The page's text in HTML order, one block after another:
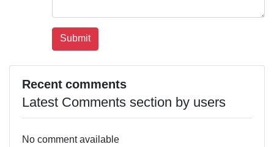
Recent comments
Latest Comments section by users
No comment available